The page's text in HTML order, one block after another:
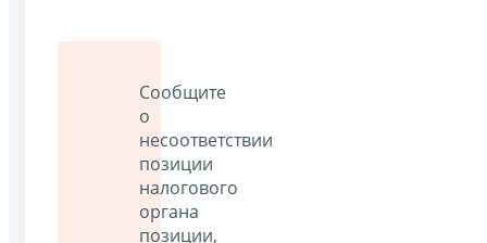
Сообщите
о
несоответствии
позиции
налогового
органа
позиции,